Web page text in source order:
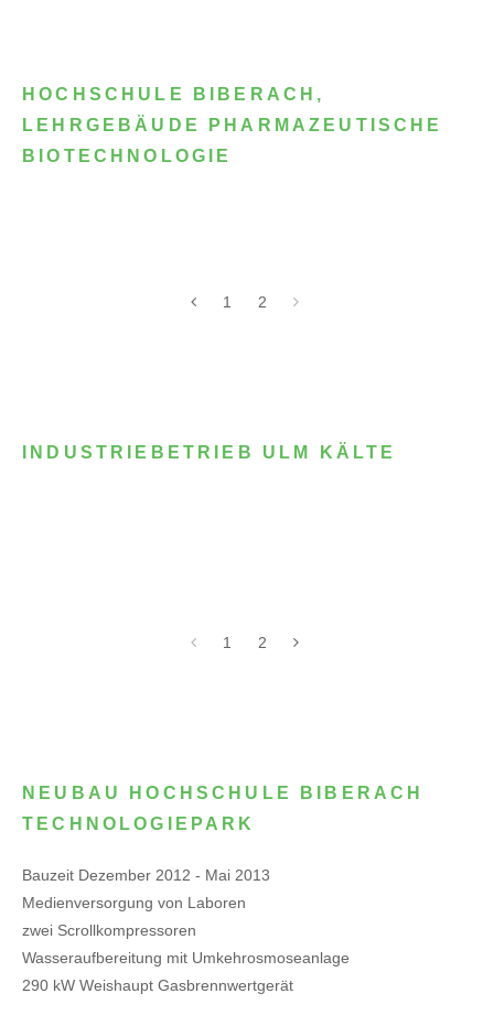
HOCHSCHULE BIBERACH,
LEHRGEBÄUDE PHARMAZEUTISCHE
BIOTECHNOLOGIE
1 2
INDUSTRIEBETRIEB ULM KÄLTE
1 2
NEUBAU HOCHSCHULE BIBERACH
TECHNOLOGIEPARK
Bauzeit Dezember 2012 - Mai 2013
Medienversorgung von Laboren
zwei Scrollkompressoren
Wasseraufbereitung mit Umkehrosmoseanlage
290 kW Weishaupt Gasbrennwertgerät